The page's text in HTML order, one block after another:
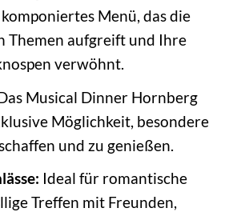
Menü, das die
Themen aufgreift und Ihre
verwöhnt.
Musical Dinner Hornberg
Möglichkeit, besondere
und zu genießen.
Ideal für romantische
Treffen mit Freunden,